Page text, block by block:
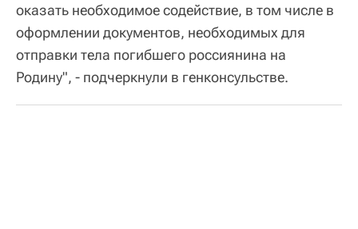
оказать необходимое содействие, в том числе в
оформлении документов, необходимых для
отправки тела погибшего россиянина на
Родину", - подчеркнули в генконсульстве.